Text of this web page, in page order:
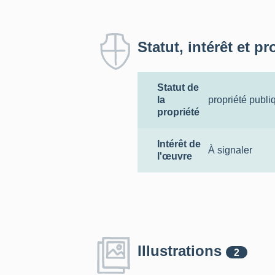
Statut, intérêt et
Statut de
la
propriété
propriété
Intérêt de
l'œuvre
À signaler
Illustrations 2